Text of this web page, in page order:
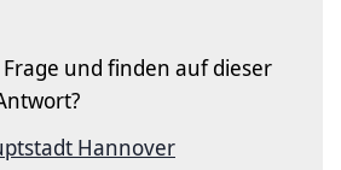
und finden auf dieser
Hannover